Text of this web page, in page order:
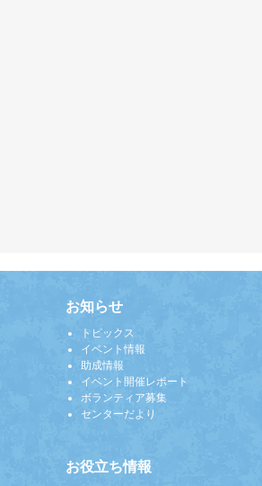
お知らせ
トピックス
イベント情報
助成情報
イベント開催レポート
ボランティア募集
センターだより
お役立ち情報